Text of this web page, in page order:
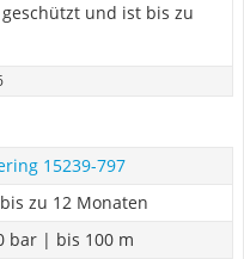
und ist bis zu
15239-797
zu 12 Monaten
bar | bis 100 m